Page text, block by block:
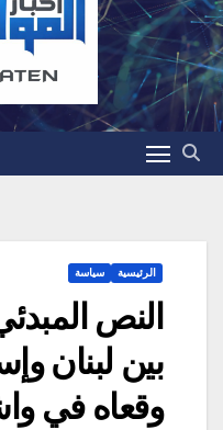
الرئيسية سياسة
النص
بين لبنان
وقعاه في